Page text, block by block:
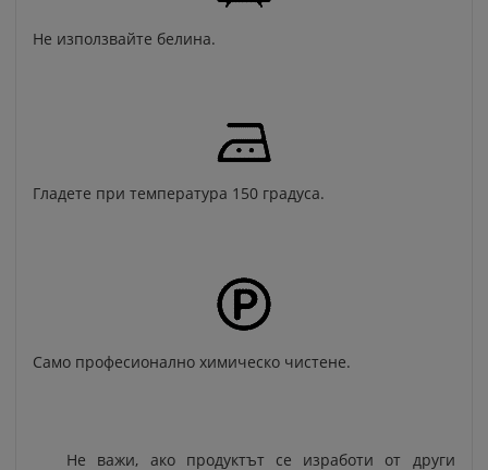
Не използвайте белина.
Гладете при температура 150 градуса.
Само професионално химическо чистене.
Не важи, ако продуктът се изработи от други